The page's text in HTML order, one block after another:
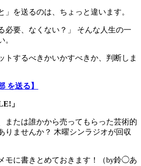
」を送るのは、ちょっと違います。
必要、なくない？」 そんな人生の一
。
トするべきかいかすべきか、判断しま
を送る】
」
または誰かから売ってもらった芸術的
りませんか？ 木曜シンラジオが回収
モに書きとめておきます！（by鈴◯あ